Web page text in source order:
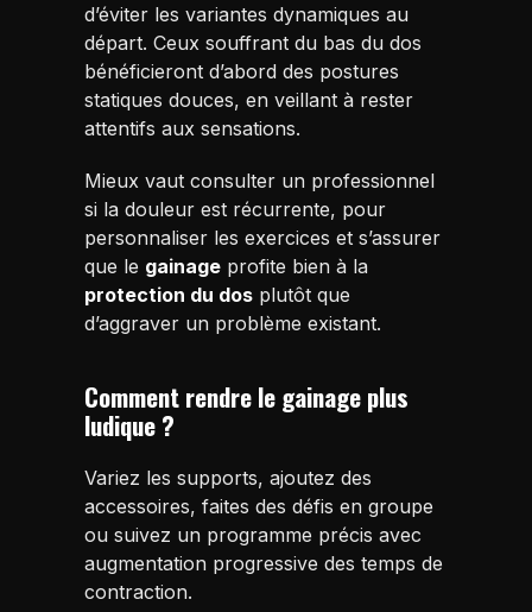
d’éviter les variantes dynamiques au
départ. Ceux souffrant du bas du dos
bénéficieront d’abord des postures
statiques douces, en veillant à rester
attentifs aux sensations.
Mieux vaut consulter un professionnel
si la douleur est récurrente, pour
personnaliser les exercices et s’assurer
que le gainage profite bien à la
protection du dos plutôt que
d’aggraver un problème existant.
Comment rendre le gainage plus
ludique ?
Variez les supports, ajoutez des
accessoires, faites des défis en groupe
ou suivez un programme précis avec
augmentation progressive des temps de
contraction.